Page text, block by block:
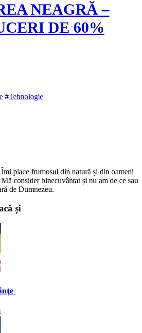
NEAGRĂ –
DE 60%
#Tehnologie
place frumosul din natură și din oameni
consider binecuvântat și nu am de ce sau
de Dumnezeu.
și